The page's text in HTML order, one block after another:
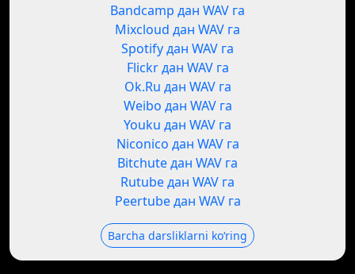
Bandcamp дан WAV га
Mixcloud дан WAV га
Spotify дан WAV га
Flickr дан WAV га
Ok.Ru дан WAV га
Weibo дан WAV га
Youku дан WAV га
Niconico дан WAV га
Bitchute дан WAV га
Rutube дан WAV га
Peertube дан WAV га
Barcha darsliklarni koʻring